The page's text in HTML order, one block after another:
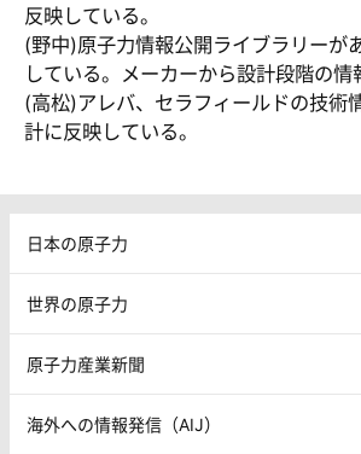
反映している。
(野中)原子力情報公開ライブラリーが
している。メーカーから設計段階の情
(高松)アレバ、セラフィールドの技術
計に反映している。
日本の原子力
世界の原子力
原子力産業新聞
海外への情報発信（AIJ）